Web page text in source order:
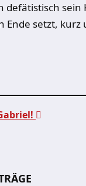
defätistisch sein
Ende setzt, kurz